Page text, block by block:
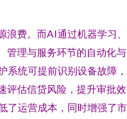
浪费。而AI通过机器学习
管理与服务环节的自动化
系统可提前识别设备故障
评估信贷风险，提升审批效
了运营成本，同时增强了